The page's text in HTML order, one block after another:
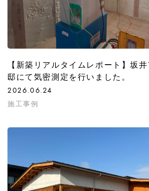
【新築リアルタイムレポート】坂
邸にて気密測定を行いました。
2026.06.24
施工事例